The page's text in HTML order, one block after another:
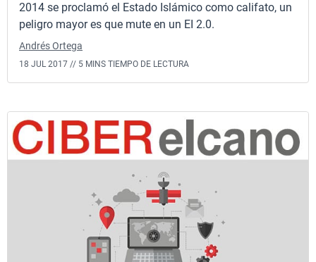
2014 se proclamó el Estado Islámico como califato, un
peligro mayor es que mute en un EI 2.0.
Andrés Ortega
18 JUL 2017 // 5 MINS TIEMPO DE LECTURA